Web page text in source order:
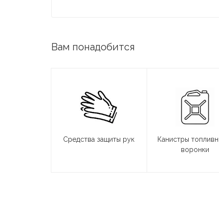
Вам понадобится
Средства защиты рук
Канистры
воронки